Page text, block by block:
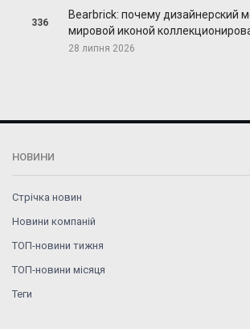
336
Bearbrick: почему дизайнерский
мировой иконой
28 липня 2026
НОВИНИ
Стрічка новин
Новини компаній
ТОП-новини тижня
ТОП-новини місяця
Теги